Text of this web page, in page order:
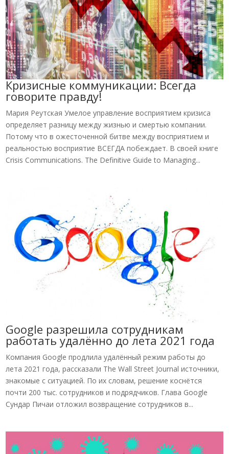
Кризисные коммуникации: Всегда
говорите правду!
Мария Реутская Умелое управление восприятием кризиса
определяет разницу между жизнью и смертью компании.
Потому что в ожесточенной битве между восприятием и
реальностью восприятие ВСЕГДА побеждает. В своей книге
Crisis Communications. The Definitive Guide to Managing...
Google разрешила сотрудникам
работать удалённо до лета 2021 года
Компания Google продлила удалённый режим работы до
лета 2021 года, рассказали The Wall Street Journal источники,
знакомые с ситуацией. По их словам, решение коснётся
почти 200 тыс. сотрудников и подрядчиков. Глава Google
Сундар Пичаи отложил возвращение сотрудников в...